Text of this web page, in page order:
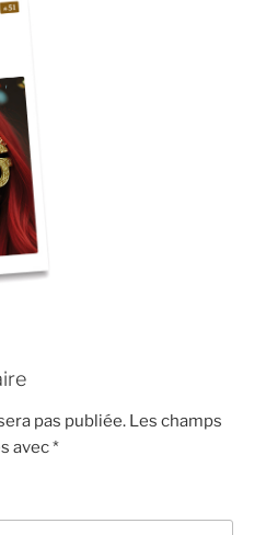
pas publiée. Les champs
avec*